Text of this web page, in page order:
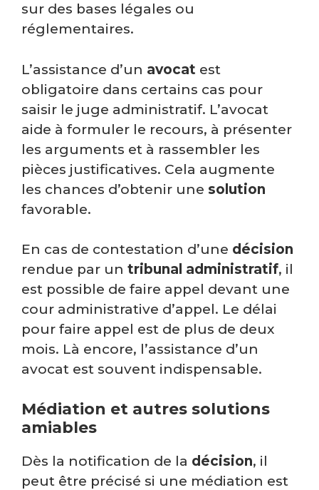
sur des bases légales ou
réglementaires.
L’assistance d’un avocat est
obligatoire dans certains cas pour
saisir le juge administratif. L’avocat
aide à formuler le recours, à présenter
les arguments et à rassembler les
pièces justificatives. Cela augmente
les chances d’obtenir une solution
favorable.
En cas de contestation d’une décision
rendue par un tribunal administratif, il
est possible de faire appel devant une
cour administrative d’appel. Le délai
pour faire appel est de plus de deux
mois. Là encore, l’assistance d’un
avocat est souvent indispensable.
Médiation et autres solutions
amiables
Dès la notification de la décision, il
peut être précisé si une médiation est